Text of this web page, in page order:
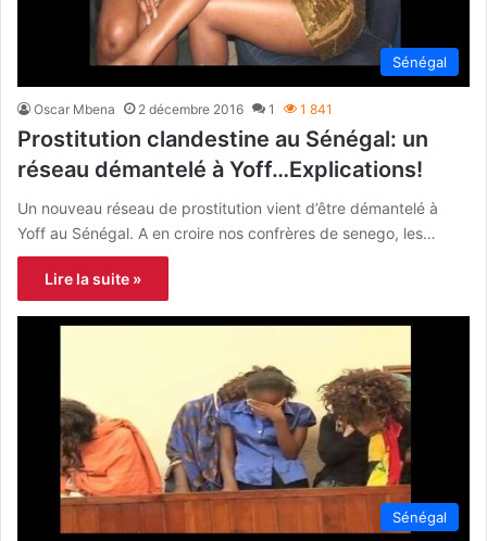
Sénégal
Oscar Mbena 2 décembre 2016 1 1 841
Prostitution clandestine au Sénégal: un
réseau démantelé à Yoff…Explications!
Un nouveau réseau de prostitution vient d’être démantelé à
Yoff au Sénégal. A en croire nos confrères de senego, les…
Lire la suite »
Sénégal